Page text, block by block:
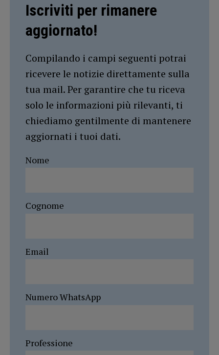
Iscriviti per rimanere
aggiornato!
Compilando i campi seguenti potrai
ricevere le notizie direttamente sulla
tua mail. Per garantire che tu riceva
solo le informazioni più rilevanti, ti
chiediamo gentilmente di mantenere
aggiornati i tuoi dati.
Nome
Cognome
Email
Numero WhatsApp
Professione